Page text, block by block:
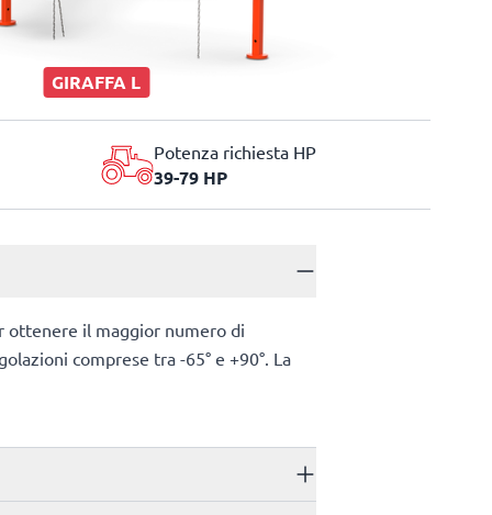
GIRAFFA L
Potenza richiesta HP
39-79 HP
ottenere il maggior numero di
comprese tra -65° e +90°. La